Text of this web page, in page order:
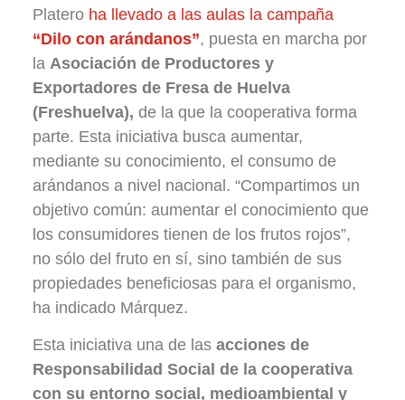
Platero ha llevado a las aulas la campaña
“Dilo con arándanos”, puesta en marcha por
la Asociación de Productores y
Exportadores de Fresa de Huelva
(Freshuelva), de la que la cooperativa forma
parte. Esta iniciativa busca aumentar,
mediante su conocimiento, el consumo de
arándanos a nivel nacional. “Compartimos un
objetivo común: aumentar el conocimiento que
los consumidores tienen de los frutos rojos”,
no sólo del fruto en sí, sino también de sus
propiedades beneficiosas para el organismo,
ha indicado Márquez.
Esta iniciativa una de las acciones de
Responsabilidad Social de la cooperativa
con su entorno social, medioambiental y